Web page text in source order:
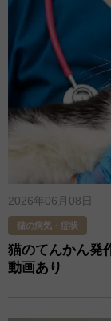
2026年06月08日
猫の病気・症状
猫のてんかん発
動画あり